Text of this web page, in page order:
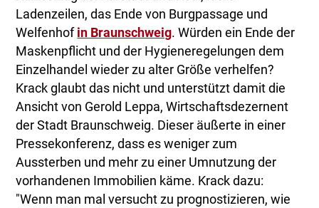
Ladenzeilen, das Ende von Burgpassage und
Welfenhof in Braunschweig. Würden ein Ende der
Maskenpflicht und der Hygieneregelungen dem
Einzelhandel wieder zu alter Größe verhelfen?
Krack glaubt das nicht und unterstützt damit die
Ansicht von Gerold Leppa, Wirtschaftsdezernent
der Stadt Braunschweig. Dieser äußerte in einer
Pressekonferenz, dass es weniger zum
Aussterben und mehr zu einer Umnutzung der
vorhandenen Immobilien käme. Krack dazu:
"Wenn man mal versucht zu prognostizieren, wie